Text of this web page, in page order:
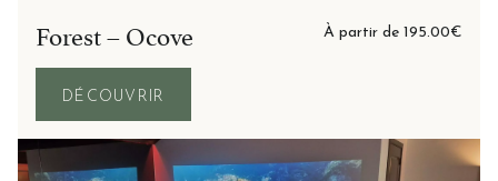
Forest – Ocove À partir de 195.00€
DÉCOUVRIR